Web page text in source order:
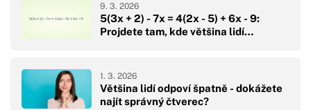
5(3x + 2) - 7x = 4(2x - 5) + 6x - 9:
Projdete tam, kde většina lidí…
9. 3. 2026
Většina lidí odpoví špatně - dokážete
najít správný čtverec?
1. 3. 2026